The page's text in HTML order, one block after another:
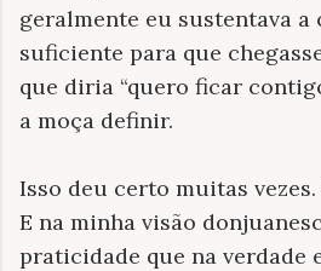
geralmente eu sustentava a
suficiente para que
que diria “quero ficar
a moça definir.
Isso deu certo muitas
E na minha visão
praticidade que na verdade